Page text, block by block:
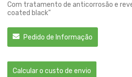
Com tratamento de anticorrosão e
coated black"
Pedido de Informação
Calcular o custo de envio